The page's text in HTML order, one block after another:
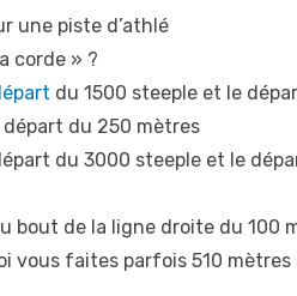
une piste d’athlé
corde » ?
du 1500 steeple et le
du 250 mètres
du 3000 steeple et le
bout de la ligne droite du 100
vous faites parfois 510 mètres